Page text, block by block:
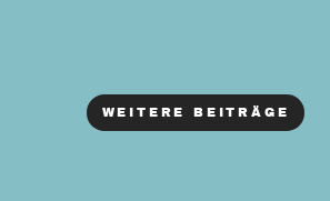
WEITERE BEITRÄGE